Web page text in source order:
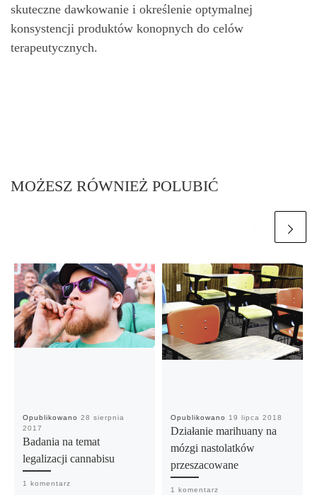
skuteczne dawkowanie i określenie optymalnej
konsystencji produktów konopnych do celów
terapeutycznych.
MOŻESZ RÓWNIEŻ POLUBIĆ
Opublikowano 28 sierpnia
2017
Badania na temat
legalizacji cannabisu
1 komentarz
Opublikowano 19 lipca 2018
Działanie marihuany na
mózgi nastolatków
przeszacowane
1 komentarz